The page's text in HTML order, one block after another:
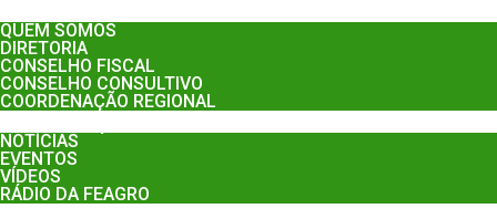
QUEM SOMOS
DIRETORIA
CONSELHO FISCAL
CONSELHO CONSULTIVO
COORDENAÇÃO REGIONAL
NOTÍCIAS
EVENTOS
VÍDEOS
RÁDIO DA FEAGRO